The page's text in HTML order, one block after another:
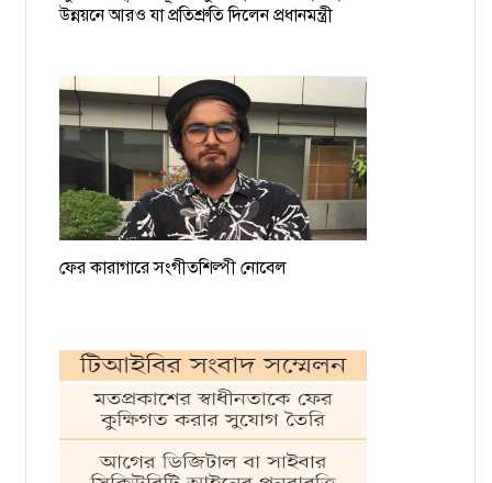
ময়মনসিংহের সমন্বয়ক আশিকুরকে হত্যার হুমকি, থানায় জিডি
উন্নয়নে আরও যা প্রতিশ্রুতি দিলেন প্রধানমন্ত্রী
ফের কারাগারে সংগীতশিল্পী নোবেল